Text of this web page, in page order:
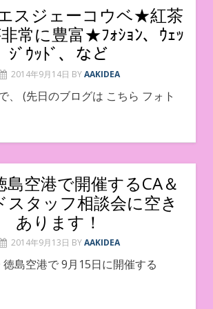
エスジェーコウベ★紅茶
常に豊富★ﾌｫｼｮﾝ、ｳｪｯ
ｼﾞｳｯﾄﾞ、など
2014年9月14日 BY AAKIDEA
、 (先日のブログは こちら フォト
空港で開催するCA＆
スタッフ相談会に空き
あります！
2014年9月13日 BY AAKIDEA
徳島空港で 9月15日に開催する